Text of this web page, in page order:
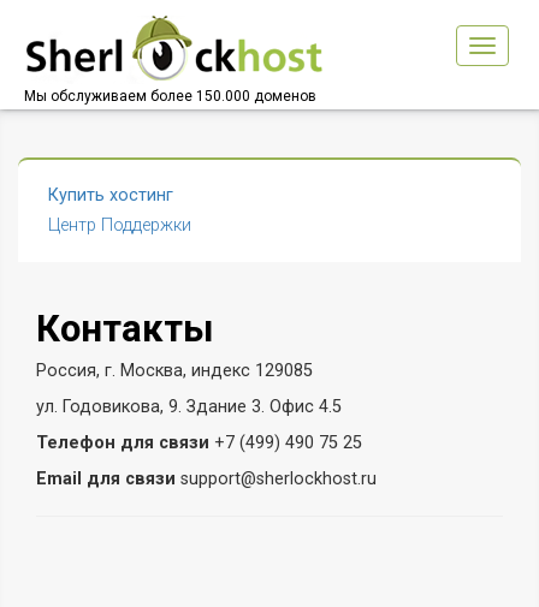
Toggle
Мы обслуживаем более 150.000 доменов
Купить хостинг
Центр Поддержки
Контакты
Россия, г. Москва, индекс 129085
ул. Годовикова, 9. Здание 3. Офис 4.5
Телефон для связи +7 (499) 490 75 25
Email для связи support@sherlockhost.ru